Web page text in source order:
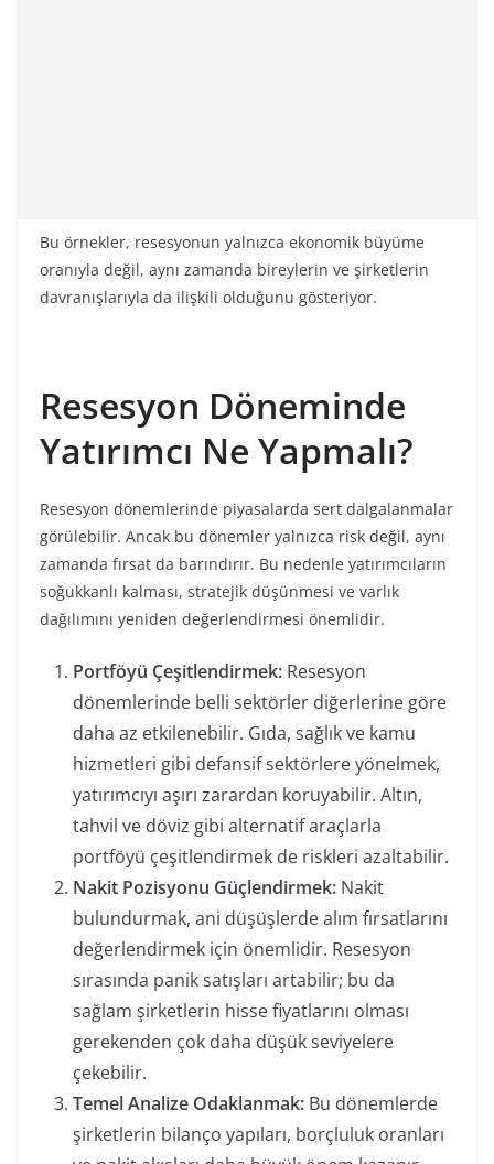
Bu örnekler, resesyonun yalnızca ekonomik büyüme
oranıyla değil, aynı zamanda bireylerin ve şirketlerin
davranışlarıyla da ilişkili olduğunu gösteriyor.
Resesyon Döneminde
Yatırımcı Ne Yapmalı?
Resesyon dönemlerinde piyasalarda sert dalgalanmalar
görülebilir. Ancak bu dönemler yalnızca risk değil, aynı
zamanda fırsat da barındırır. Bu nedenle yatırımcıların
soğukkanlı kalması, stratejik düşünmesi ve varlık
dağılımını yeniden değerlendirmesi önemlidir.
Portföyü Çeşitlendirmek: Resesyon
dönemlerinde belli sektörler diğerlerine göre
daha az etkilenebilir. Gıda, sağlık ve kamu
hizmetleri gibi defansif sektörlere yönelmek,
yatırımcıyı aşırı zarardan koruyabilir. Altın,
tahvil ve döviz gibi alternatif araçlarla
portföyü çeşitlendirmek de riskleri azaltabilir.
Nakit Pozisyonu Güçlendirmek: Nakit
bulundurmak, ani düşüşlerde alım fırsatlarını
değerlendirmek için önemlidir. Resesyon
sırasında panik satışları artabilir; bu da
sağlam şirketlerin hisse fiyatlarını olması
gerekenden çok daha düşük seviyelere
çekebilir.
Temel Analize Odaklanmak: Bu dönemlerde
şirketlerin bilanço yapıları, borçluluk oranları